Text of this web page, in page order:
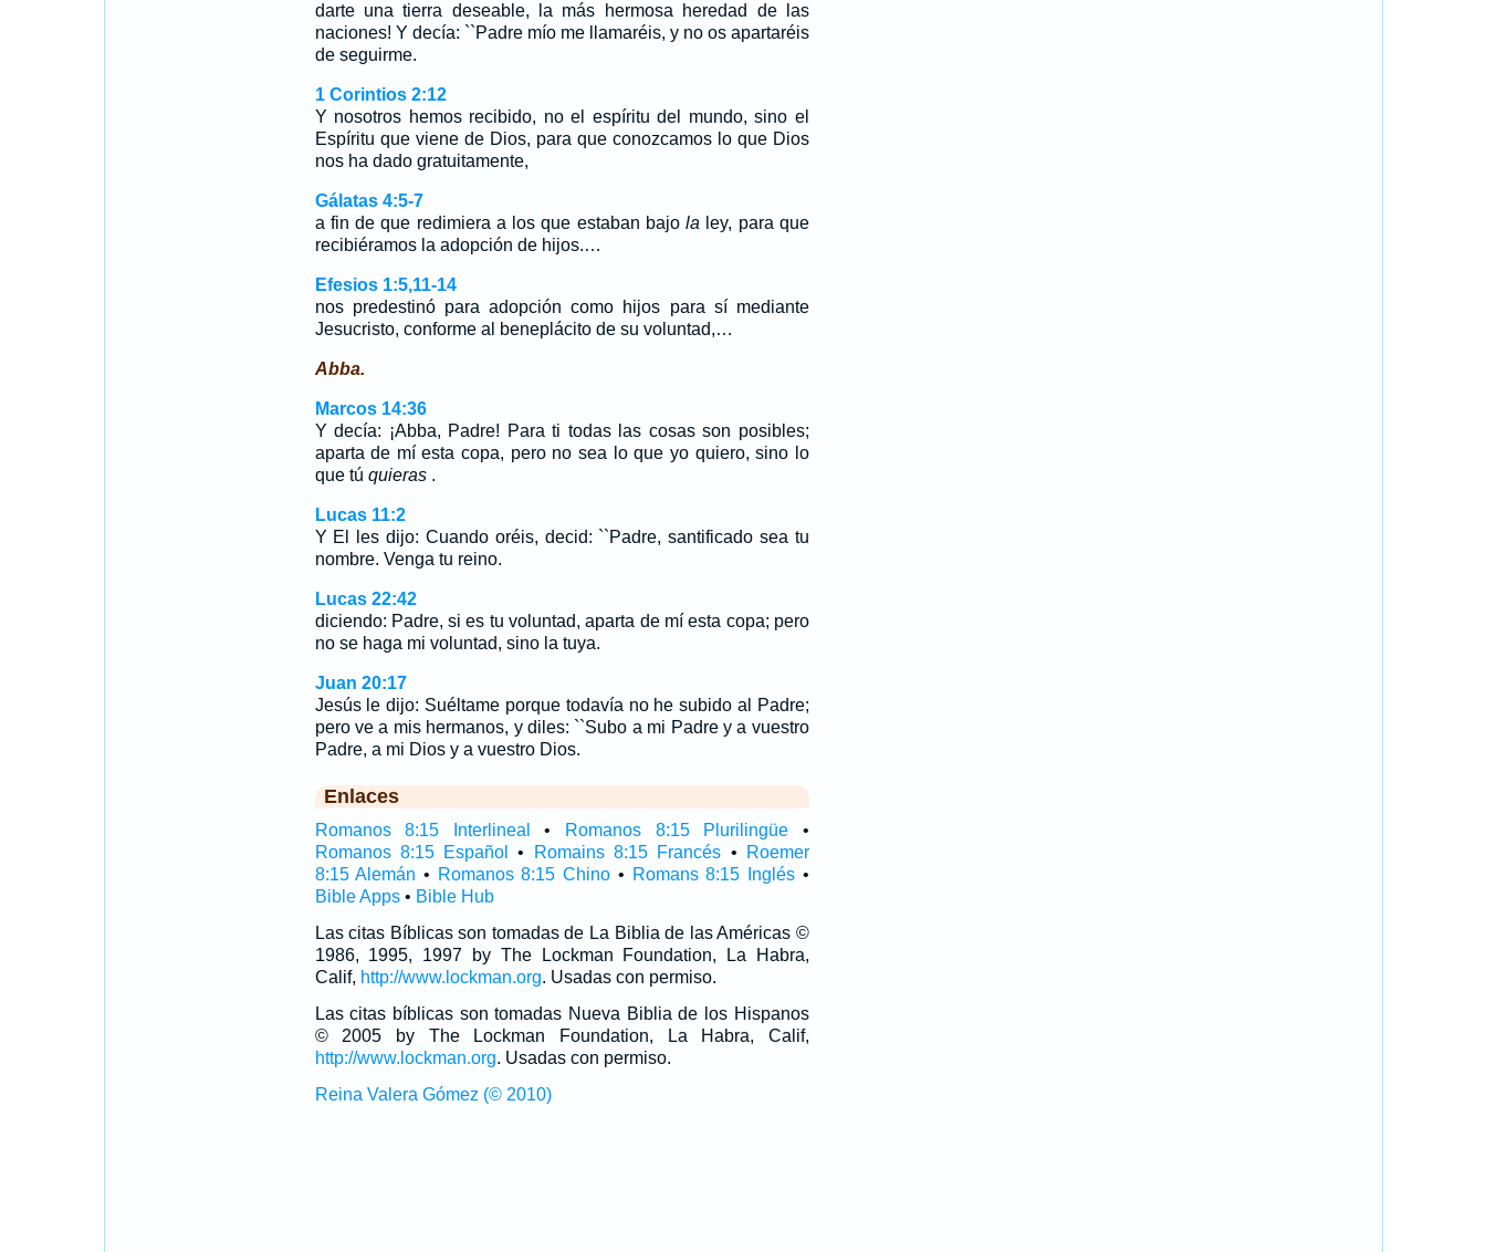
darte una tierra deseable, la más hermosa heredad de las
naciones! Y decía: ``Padre mío me llamaréis, y no os apartaréis
de seguirme.
1 Corintios 2:12
Y nosotros hemos recibido, no el espíritu del mundo, sino el
Espíritu que viene de Dios, para que conozcamos lo que Dios
nos ha dado gratuitamente,
Gálatas 4:5-7
a fin de que redimiera a los que estaban bajola ley, para que
recibiéramos la adopción de hijos.…
Efesios 1:5,11-14
nos predestinó para adopción como hijos para sí mediante
Jesucristo, conforme al beneplácito de su voluntad,…
Abba.
Marcos 14:36
Y decía: ¡Abba, Padre! Para ti todas las cosas son posibles;
aparta de mí esta copa, pero no sea lo que yo quiero, sino lo
que tú quieras.
Lucas 11:2
Y El les dijo: Cuando oréis, decid: ``Padre, santificado sea tu
nombre. Venga tu reino.
Lucas 22:42
diciendo: Padre, si es tu voluntad, aparta de mí esta copa; pero
no se haga mi voluntad, sino la tuya.
Juan 20:17
Jesús le dijo: Suéltame porque todavía no he subido al Padre;
pero ve a mis hermanos, y diles: ``Subo a mi Padre y a vuestro
Padre, a mi Dios y a vuestro Dios.
Enlaces
Romanos 8:15 Interlineal • Romanos 8:15 Plurilingüe •
Romanos 8:15 Español
• Romains 8:15 Francés •
Roemer
8:15 Alemán • Romanos 8:15 Chino • Romans 8:15 Inglés •
Bible Apps• Bible Hub
Las citas Bíblicas son tomadas de La Biblia de las Américas ©
1986, 1995, 1997 by The Lockman Foundation, La Habra,
Calif, http://www.lockman.org. Usadas con permiso.
Las citas bíblicas son tomadas Nueva Biblia de los Hispanos
© 2005 by The Lockman Foundation, La Habra, Calif,
http://www.lockman.org. Usadas con permiso.
Reina Valera Gómez (© 2010)